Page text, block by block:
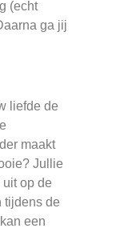
(echt
ga jij
liefde de
maakt
Jullie
op de
tijdens de
een